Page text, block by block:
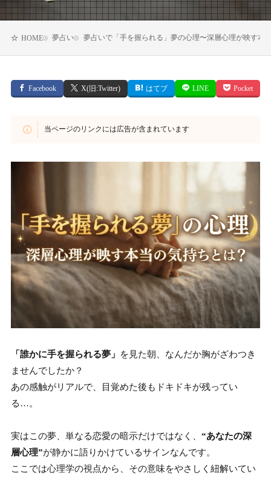
HOME 夢占い 夢占いで「手を握られる」夢の心理〜深層心理が映す本
Facebook X(旧:Twitter) はてブ LINE Pocket
当ページのリンクには広告が含まれています
「誰かに手を握られる夢」
を見た朝、なんだか胸がざわつき
ませんでしたか？
あの感触がリアルで、目覚めた後もドキドキが残ってい
る…。
実はこの夢、単なる恋愛の暗示だけではなく、 “あなたの深
層心理”が静かに語りかけているサインなんです。
ここでは心理学の視点から、その意味をやさしく紐解いてい